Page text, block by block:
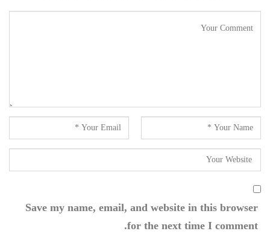
Save my name, email, and website in this browser
for the next time I comment.